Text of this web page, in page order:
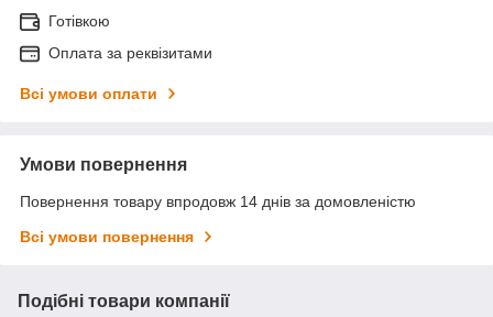
Готівкою
Оплата за реквізитами
Всі умови оплати
Умови повернення
Повернення товару впродовж 14 днів за домовленістю
Всі умови повернення
Подібні товари компанії